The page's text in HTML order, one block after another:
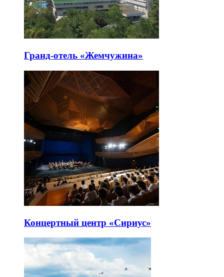
Гранд-отель «Жемчужина»
Концертный центр «Сириус»